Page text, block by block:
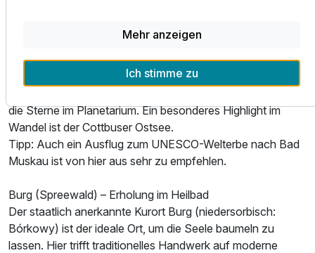
Ausstattung
Für 3 Tage p.P. ab145,00 €
Museum und das majestätische Schloss Branitz, das
Flugplatzmuseum oder das Stadtmuseum.
Natur & Freizeit: Erleben Sie den Tierpark Cottbus, eine
die Sterne im Planetarium. Ein besonderes Highlight im
Wandel ist der Cottbuser Ostsee.
Tipp: Auch ein Ausflug zum UNESCO-Welterbe nach Bad
Muskau ist von hier aus sehr zu empfehlen.
Burg (Spreewald) – Erholung im Heilbad
Der staatlich anerkannte Kurort Burg (niedersorbisch:
Bórkowy) ist der ideale Ort, um die Seele baumeln zu
lassen. Hier trifft traditionelles Handwerk auf moderne
Mehr anzeigen
Ich stimme zu